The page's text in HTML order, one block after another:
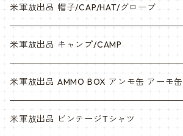
米軍放出品 帽子/CAP/HAT/グローブ
米軍放出品 キャンプ/CAMP
米軍放出品 AMMO BOX アンモ缶 アーモ缶
米軍放出品 ビンテージTシャツ